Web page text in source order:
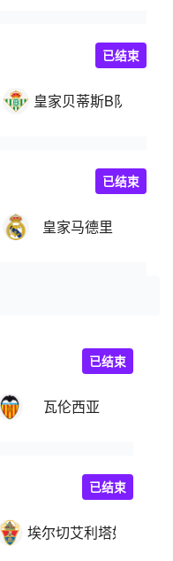
皇家贝蒂斯B队
已结束
皇家马德里
已结束
瓦伦西亚
已结束
埃尔切艾利塔奴
已结束